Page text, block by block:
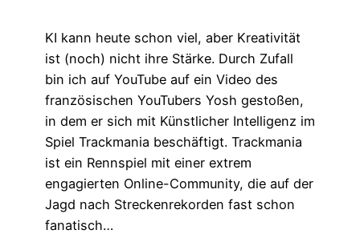
KI kann heute schon viel, aber Kreativität
ist (noch) nicht ihre Stärke. Durch Zufall
bin ich auf YouTube auf ein Video des
französischen YouTubers Yosh gestoßen,
in dem er sich mit Künstlicher Intelligenz im
Spiel Trackmania beschäftigt. Trackmania
ist ein Rennspiel mit einer extrem
engagierten Online-Community, die auf der
Jagd nach Streckenrekorden fast schon
fanatisch…